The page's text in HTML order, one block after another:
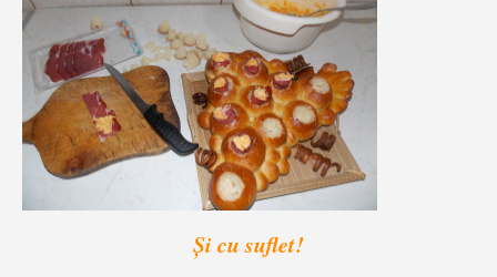
Și cu suflet!